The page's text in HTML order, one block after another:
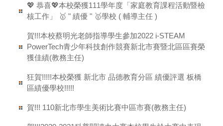
💖 恭喜💖本校榮獲111學年度「家庭教育課程活動暨檢
核工作」 🥇 " 績優 " 🥇學校 ( 輔導主任 )
賀!!!本校蔡明光老師指導學生參加2022 i-STEAM
PowerTech青少年科技創作競賽新北市賽暨北區區賽榮
獲佳績(教務主任)
狂賀!!!!!本校榮獲 新北市 品德教育分區 績優評選 板橋
區績優學校!!!!!
賀!!! 110新北市學生美術比賽中區市賽(教務主任)